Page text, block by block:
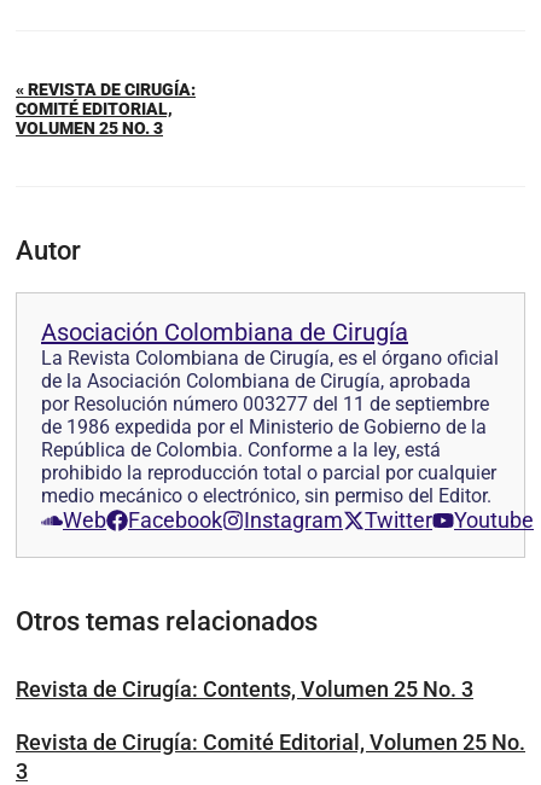
« REVISTA DE CIRUGÍA:
COMITÉ EDITORIAL,
VOLUMEN 25 NO. 3
Autor
Asociación Colombiana de Cirugía
La Revista Colombiana de Cirugía, es el órgano oficial
de la Asociación Colombiana de Cirugía, aprobada
por Resolución número 003277 del 11 de septiembre
de 1986 expedida por el Ministerio de Gobierno de la
República de Colombia. Conforme a la ley, está
prohibido la reproducción total o parcial por cualquier
medio mecánico o electrónico, sin permiso del Editor.
Web Facebook Instagram Twitter Youtube
Otros temas relacionados
Revista de Cirugía: Contents, Volumen 25 No. 3
Revista de Cirugía: Comité Editorial, Volumen 25 No.
3